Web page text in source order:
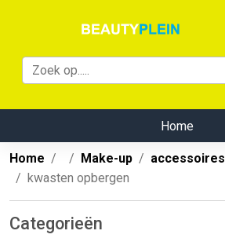
Home
Home Make-up
accessoires
kwasten opbergen
Categorieën